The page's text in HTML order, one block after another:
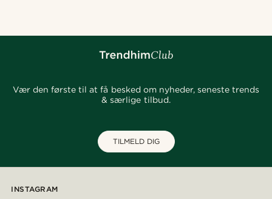
Vær den første til at få besked om nyheder, seneste trends
& særlige tilbud.
TILMELD DIG
INSTAGRAM